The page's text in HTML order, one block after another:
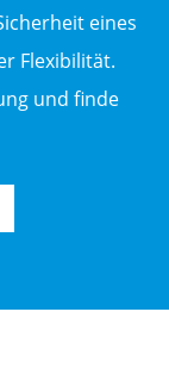
eines
Flexibilität.
und finde